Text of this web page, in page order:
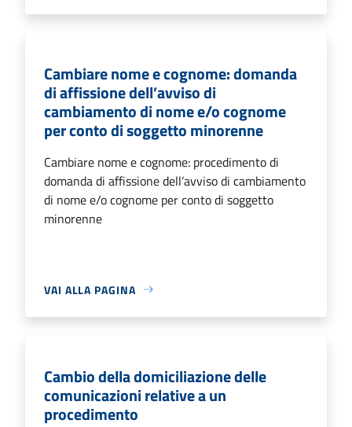
Cambiare nome e cognome: domanda
di affissione dell’avviso di
cambiamento di nome e/o cognome
per conto di soggetto minorenne
Cambiare nome e cognome: procedimento di
domanda di affissione dell’avviso di cambiamento
di nome e/o cognome per conto di soggetto
minorenne
VAI ALLA PAGINA
Cambio della domiciliazione delle
comunicazioni relative a un
procedimento